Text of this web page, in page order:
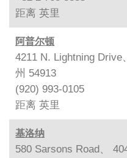
距离 英里
阿普尔顿
4211 N. Lightning Drive
州 54913
(920) 993-0105
距离 英里
基洛纳
580 Sarsons Road、